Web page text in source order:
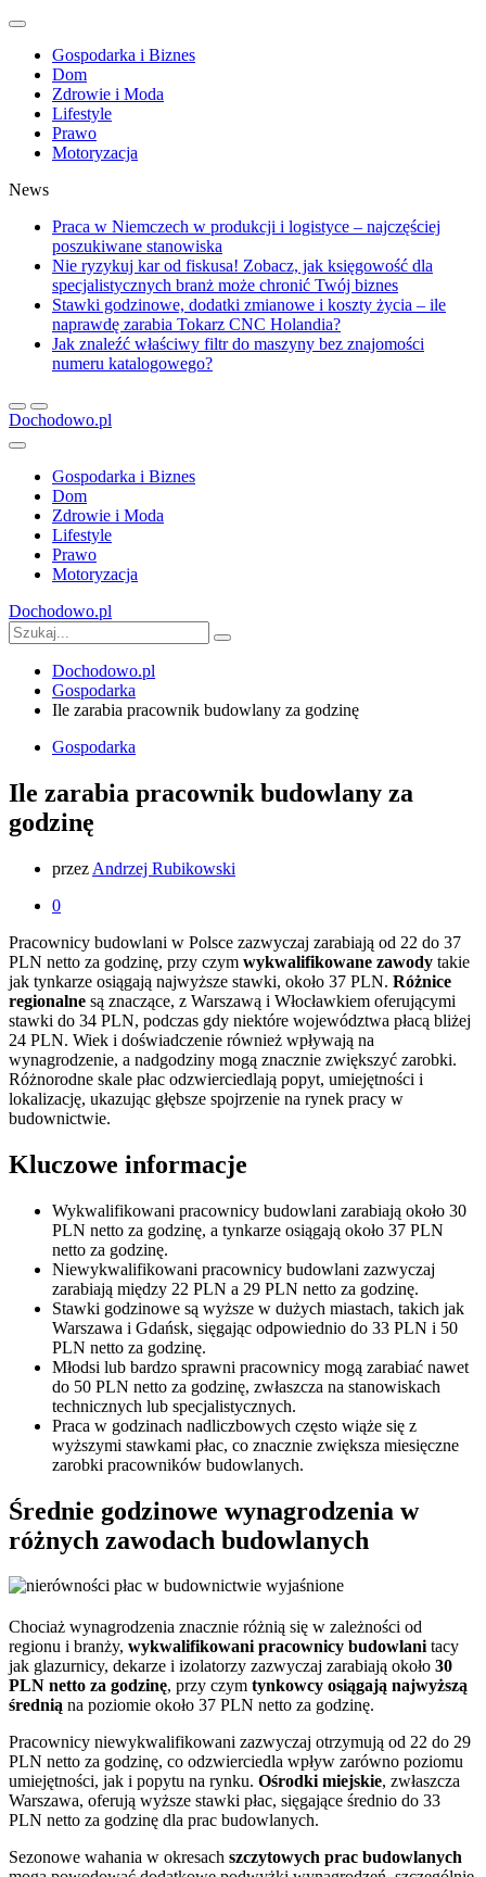
Gospodarka i Biznes
Dom
Zdrowie i Moda
Lifestyle
Prawo
Motoryzacja
News
Praca w Niemczech w produkcji i logistyce – najczęściej
poszukiwane stanowiska
Nie ryzykuj kar od fiskusa! Zobacz, jak księgowość dla
specjalistycznych branż może chronić Twój biznes
Stawki godzinowe, dodatki zmianowe i koszty życia – ile
naprawdę zarabia Tokarz CNC Holandia?
Jak znaleźć właściwy filtr do maszyny bez znajomości
numeru katalogowego?
Dochodowo.pl
Gospodarka i Biznes
Dom
Zdrowie i Moda
Lifestyle
Prawo
Motoryzacja
Dochodowo.pl
Dochodowo.pl
Gospodarka
Ile zarabia pracownik budowlany za godzinę
Gospodarka
Ile zarabia pracownik budowlany za
godzinę
przez Andrzej Rubikowski
0
Pracownicy budowlani w Polsce zazwyczaj zarabiają od 22 do 37
PLN netto za godzinę, przy czym wykwalifikowane zawody takie
jak tynkarze osiągają najwyższe stawki, około 37 PLN. Różnice
regionalne są znaczące, z Warszawą i Włocławkiem oferującymi
stawki do 34 PLN, podczas gdy niektóre województwa płacą bliżej
24 PLN. Wiek i doświadczenie również wpływają na
wynagrodzenie, a nadgodziny mogą znacznie zwiększyć zarobki.
Różnorodne skale płac odzwierciedlają popyt, umiejętności i
lokalizację, ukazując głębsze spojrzenie na rynek pracy w
budownictwie.
Kluczowe informacje
Wykwalifikowani pracownicy budowlani zarabiają około 30
PLN netto za godzinę, a tynkarze osiągają około 37 PLN
netto za godzinę.
Niewykwalifikowani pracownicy budowlani zazwyczaj
zarabiają między 22 PLN a 29 PLN netto za godzinę.
Stawki godzinowe są wyższe w dużych miastach, takich jak
Warszawa i Gdańsk, sięgając odpowiednio do 33 PLN i 50
PLN netto za godzinę.
Młodsi lub bardzo sprawni pracownicy mogą zarabiać nawet
do 50 PLN netto za godzinę, zwłaszcza na stanowiskach
technicznych lub specjalistycznych.
Praca w godzinach nadliczbowych często wiąże się z
wyższymi stawkami płac, co znacznie zwiększa miesięczne
zarobki pracowników budowlanych.
Średnie godzinowe wynagrodzenia w
różnych zawodach budowlanych
Chociaż wynagrodzenia znacznie różnią się w zależności od
regionu i branży, wykwalifikowani pracownicy budowlanitacy
jak glazurnicy, dekarze i izolatorzy zazwyczaj zarabiają około 30
PLN netto za godzinę, przy czym tynkowcy osiągają najwyższą
średnią na poziomie około 37 PLN netto za godzinę.
Pracownicy niewykwalifikowani zazwyczaj otrzymują od 22 do 29
PLN netto za godzinę, co odzwierciedla wpływ zarówno poziomu
umiejętności, jak i popytu na rynku. Ośrodki miejskie, zwłaszcza
Warszawa, oferują wyższe stawki płac, sięgające średnio do 33
PLN netto za godzinę dla prac budowlanych.
Sezonowe wahania w okresach szczytowych prac budowlanych